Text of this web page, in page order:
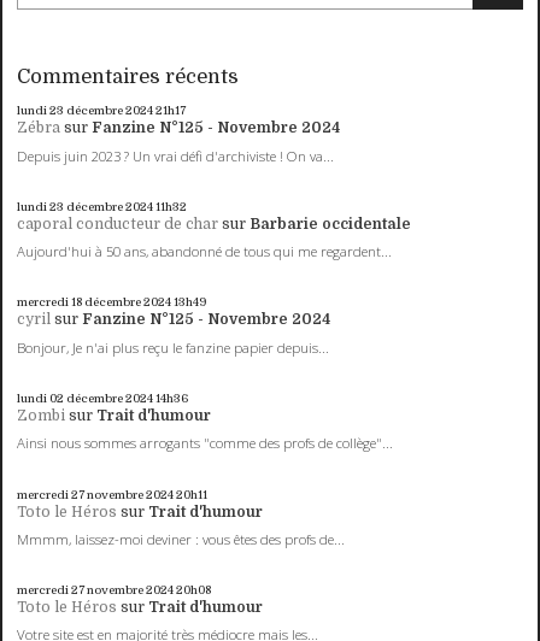
Commentaires récents
lundi 23 décembre 202421h17
Zébra sur Fanzine N°125 - Novembre 2024
Depuis juin 2023 ? Un vrai défi d'archiviste ! On va...
lundi 23 décembre 202411h32
caporal conducteur de char sur Barbarie occidentale
Aujourd'hui à 50 ans, abandonné de tous qui me regardent...
mercredi 18 décembre 202413h49
cyril sur Fanzine N°125 - Novembre 2024
Bonjour, Je n'ai plus reçu le fanzine papier depuis...
lundi 02 décembre 202414h36
Zombi sur Trait d'humour
Ainsi nous sommes arrogants "comme des profs de collège"...
mercredi 27novembre 202420h11
Toto le Héros sur Trait d'humour
Mmmm, laissez-moi deviner : vous êtes des profs de...
mercredi 27novembre 202420h08
Toto le Héros sur Trait d'humour
Votre site est en majorité très médiocre mais les...